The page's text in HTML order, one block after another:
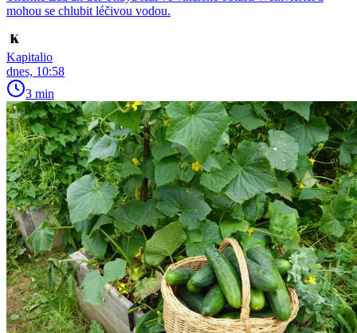
mohou se chlubit léčivou vodou.
Kapitalio
dnes, 10:58
3 min